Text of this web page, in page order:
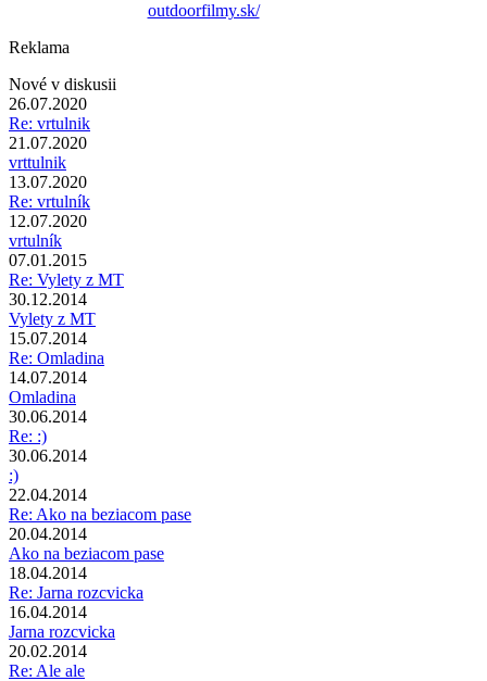
outdoorfilmy.sk/
Reklama
Nové v diskusii
26.07.2020
Re: vrtulnik
21.07.2020
vrttulnik
13.07.2020
Re: vrtulník
12.07.2020
vrtulník
07.01.2015
Re: Vylety z MT
30.12.2014
Vylety z MT
15.07.2014
Re: Omladina
14.07.2014
Omladina
30.06.2014
Re: :)
30.06.2014
:)
22.04.2014
Re: Ako na beziacom pase
20.04.2014
Ako na beziacom pase
18.04.2014
Re: Jarna rozcvicka
16.04.2014
Jarna rozcvicka
20.02.2014
Re: Ale ale